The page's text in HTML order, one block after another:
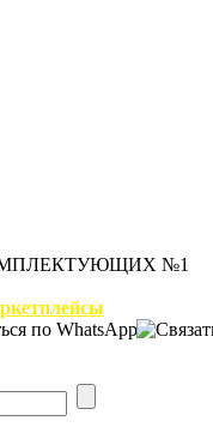
№1